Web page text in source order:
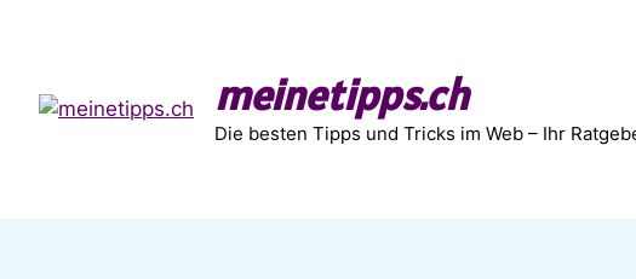
meinetipps.ch
Die besten Tipps und Tricks im Web – Ihr